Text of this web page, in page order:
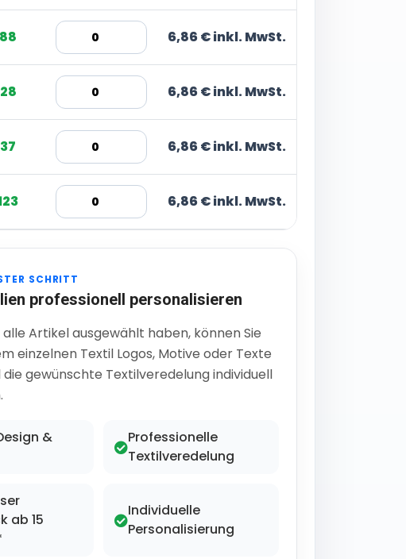
88 6,86 € inkl. MwSt.
28 6,86 € inkl. MwSt.
37 6,86 € inkl. MwSt.
6,86 € inkl. MwSt.
SCHRITT
professionell personalisieren
alle Artikel ausgewählt haben, können Sie
einzelnen Textil Logos, Motive oder Texte
die gewünschte Textilveredelung individuell
&
Professionelle
Textilveredelung
ab 15
Individuelle
Personalisierung